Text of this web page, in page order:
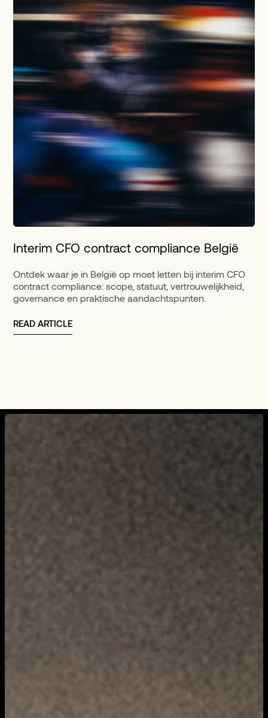
Interim CFO contract compliance België
Ontdek waar je in België op moet letten bij interim CFO
contract compliance: scope, statuut, vertrouwelijkheid,
governance en praktische aandachtspunten.
READ ARTICLE